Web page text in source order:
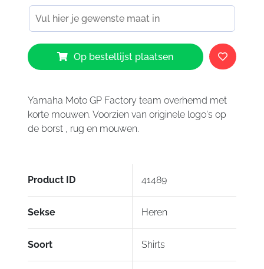
Yamaha
MotoGP
Factory
shirt
aantal
Op bestellijst plaatsen
Yamaha Moto GP Factory team overhemd met
korte mouwen. Voorzien van originele logo's op
de borst , rug en mouwen.
Product ID 41489
Sekse Heren
Soort Shirts